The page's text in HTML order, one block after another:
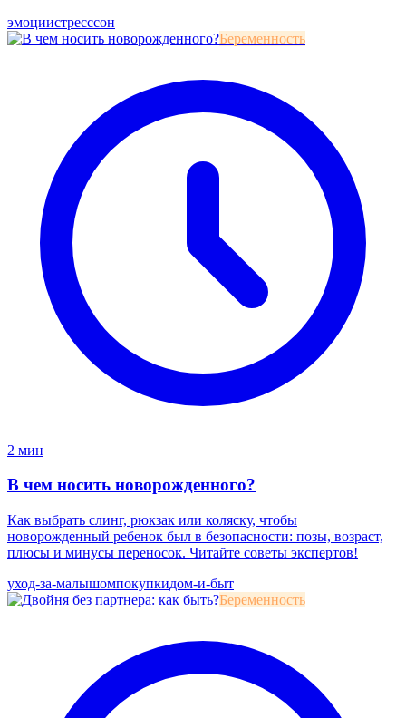
эмоциистресссон
Беременность
2 мин
В чем носить новорожденного?
Как выбрать слинг, рюкзак или коляску, чтобы
новорожденный ребенок был в безопасности: позы, возраст,
плюсы и минусы переносок. Читайте советы экспертов!
уход-за-малышомпокупкидом-и-быт
Беременность